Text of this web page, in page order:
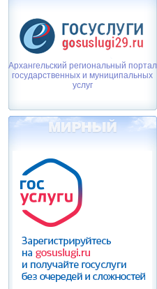
Архангельский региональный портал
государственных и муниципальных
услуг